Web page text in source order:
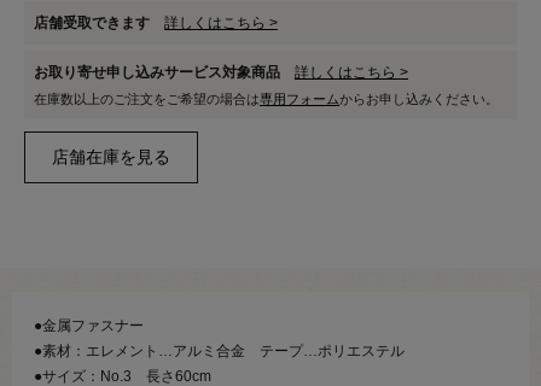
店舗受取できます 詳しくはこちら >
お取り寄せ申し込みサービス対象商品 詳しくはこちら >
在庫数以上のご注文をご希望の場合は専用フォームからお申し込みください。
●金属ファスナー
●素材：エレメント…アルミ合金 テープ…ポリエステル
●サイズ：No.3 長さ60cm